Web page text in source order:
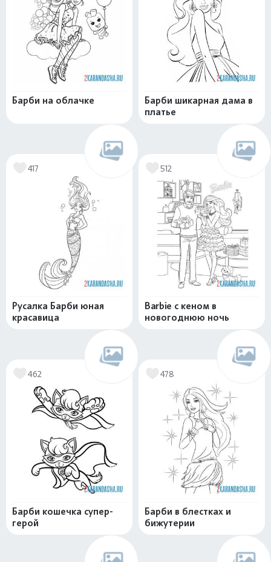
Барби на облачке
Барби шикарная дама в
платье
417
Русалка Барби юная
красавица
512
Barbie с кеном в
новогоднюю ночь
462
Барби кошечка супер-
герой
478
Барби в блестках и
бижутерии